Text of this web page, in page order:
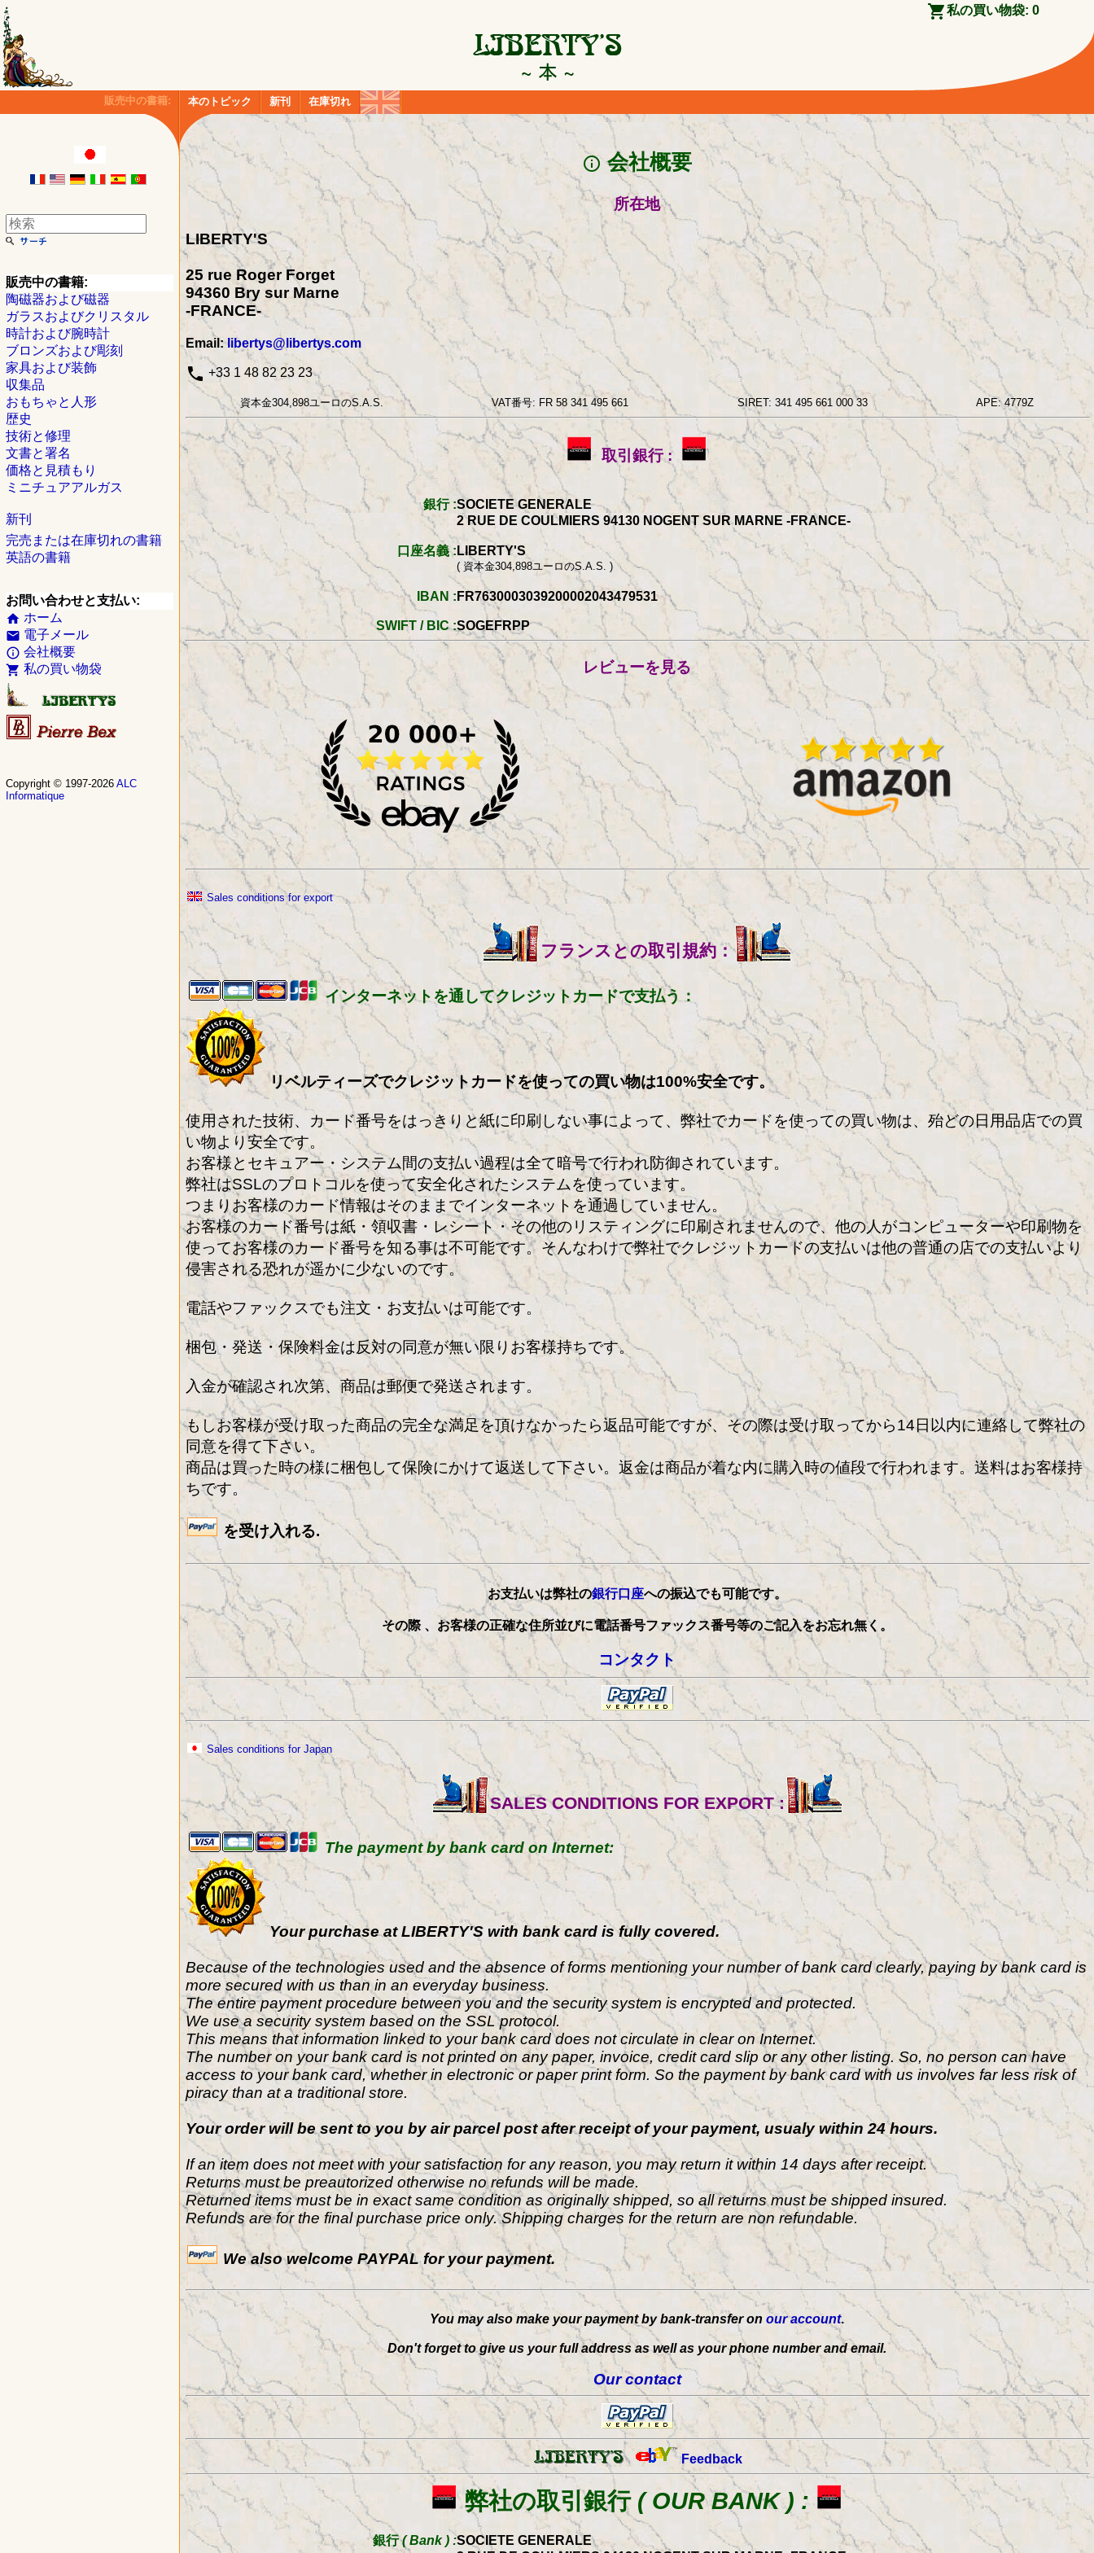
私の買い物袋: 0
販売中の書籍: 本のトピック 新刊 在庫切れ
info_outline 会社概要
所在地
LIBERTY'S
25 rue Roger Forget
94360 Bry sur Marne
-FRANCE-
Email:libertys@libertys.com
phone +33 1 48 82 23 23
資本金304,898ユーロのS.A.S. VAT番号: FR 58 341 495 661 SIRET: 341 495 661 000 33 APE: 4779Z
取引銀行 :
銀行 :SOCIETE GENERALE
2 RUE DE COULMIERS 94130 NOGENT SUR MARNE -FRANCE-
口座名義 : LIBERTY'S
( 資本金304,898ユーロのS.A.S. )
IBAN : FR7630003039200002043479531
SWIFT / BIC :SOGEFRPP
レビューを見る
Sales conditions for export
フランスとの取引規約：
インターネットを通してクレジットカードで支払う：
リベルティーズでクレジットカードを使っての買い物は100%安全です。
使用された技術、カード番号をはっきりと紙に印刷しない事によって、弊社でカードを使っての買い物は、殆どの日用品店での買
い物より安全です。
お客様とセキュアー・システム間の支払い過程は全て暗号で行われ防御されています。
弊社はSSLのプロトコルを使って安全化されたシステムを使っています。
つまりお客様のカード情報はそのままでインターネットを通過していません。
お客様のカード番号は紙・領収書・レシート・その他のリスティングに印刷されませんので、他の人がコンピューターや印刷物を
使ってお客様のカード番号を知る事は不可能です。そんなわけで弊社でクレジットカードの支払いは他の普通の店での支払いより
侵害される恐れが遥かに少ないのです。
電話やファックスでも注文・お支払いは可能です。
梱包・発送・保険料金は反対の同意が無い限りお客様持ちです。
入金が確認され次第、商品は郵便で発送されます。
もしお客様が受け取った商品の完全な満足を頂けなかったら返品可能ですが、その際は受け取ってから14日以内に連絡して弊社の
同意を得て下さい。
商品は買った時の様に梱包して保険にかけて返送して下さい。返金は商品が着な内に購入時の値段で行われます。送料はお客様持
ちです。
を受け入れる.
お支払いは弊社の銀行口座への振込でも可能です。
その際 、お客様の正確な住所並びに電話番号ファックス番号等のご記入をお忘れ無く。
コンタクト
Sales conditions for Japan
SALES CONDITIONS FOR EXPORT :
The payment by bank card on Internet:
Your purchase at LIBERTY'S with bank card is fully covered.
Because of the technologies used and the absence of forms mentioning your number of bank card clearly, paying by bank card is
more secured with us than in an everyday business.
The entire payment procedure between you and the security system is encrypted and protected.
We use a security system based on the SSL protocol.
This means that information linked to your bank card does not circulate in clear on Internet.
The number on your bank card is not printed on any paper, invoice, credit card slip or any other listing. So, no person can have
access to your bank card, whether in electronic or paper print form. So the payment by bank card with us involves far less risk of
piracy than at a traditional store.
Your order will be sent to you by air parcel post after receipt of your payment, usualy within 24 hours.
If an item does not meet with your satisfaction for any reason, you may return it within 14 days after receipt.
Returns must be preautorized otherwise no refunds will be made.
Returned items must be in exact same condition as originally shipped, so all returns must be shipped insured.
Refunds are for the final purchase price only. Shipping charges for the return are non refundable.
We also welcome PAYPAL for your payment.
You may also make your payment by bank-transfer on our account.
Don't forget to give us your full address as well as your phone number and email.
Our contact
Feedback
弊社の取引銀行( OUR BANK ) :
銀行( Bank ) :SOCIETE GENERALE
販売中の書籍:
陶磁器および磁器
ガラスおよびクリスタル
時計および腕時計
ブロンズおよび彫刻
家具および装飾
収集品
おもちゃと人形
歴史
技術と修理
文書と署名
価格と見積もり
ミニチュアアルガス
新刊
完売または在庫切れの書籍
英語の書籍
お問い合わせと支払い:
home ホーム
email 電子メール
info_outline 会社概要
shopping_cart 私の買い物袋
Copyright © 1997-2026 ALC
Informatique